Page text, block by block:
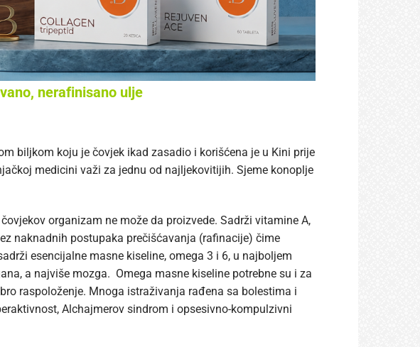
nerafinisano ulje
biljkom koju je čovjek ikad zasadio i korišćena je u Kini prije
medicini važi za jednu od najljekovitijih. Sjeme konoplje
organizam ne može da proizvede. Sadrži vitamine A,
naknadnih postupaka prečišćavanja (rafinacije) čime
esencijalne masne kiseline, omega 3 i 6, u najboljem
a najviše mozga. Omega masne kiseline potrebne su i za
raspoloženje. Mnoga istraživanja rađena sa bolestima i
Alchajmerov sindrom i opsesivno-kompulzivni